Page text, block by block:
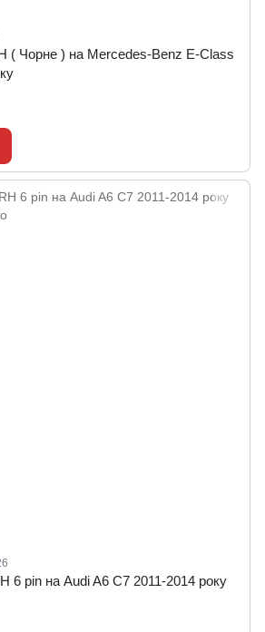
( Чорне ) на Mercedes-Benz E-Class
6 pin на Audi A6 C7 2011-2014 року